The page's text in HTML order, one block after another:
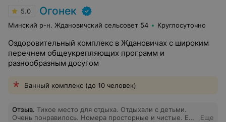
5.0 Огонек
Минский р-н. Ждановичский сельсовет 54 Круглосуточно
Оздоровительный комплекс в Ждановичах с широким
перечнем общеукрепляющих программ и
разнообразным досугом
Банный комплекс (до 10 человек)
Отзыв. Тихое место для отдыха. Отдыхали с детьми.
Очень понравилось. Номера просторные и чистые. Еда
Еще